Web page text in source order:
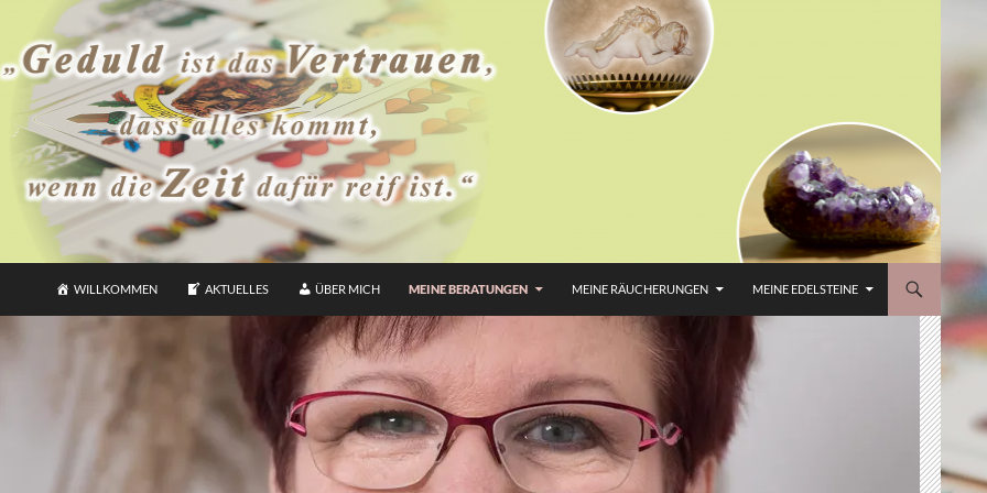
WILLKOMMEN AKTUELLES ÜBER MICH MEINE BERATUNGEN MEINE RÄUCHERUNGEN MEINE EDELSTEINE